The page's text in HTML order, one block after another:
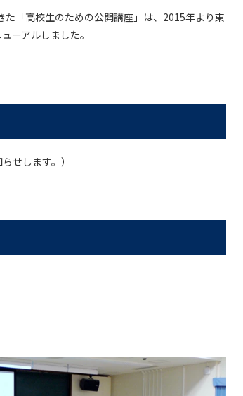
「高校生のための公開講座」は、2015年より東
ーアルしました。
せします。）